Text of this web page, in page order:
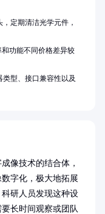
像技术的结合体，
字化，极大地拓展
研人员发现这种设
长时间观察或团队
定期清洁光学元件，
和功能不同价格差异较
型、接口兼容性以及